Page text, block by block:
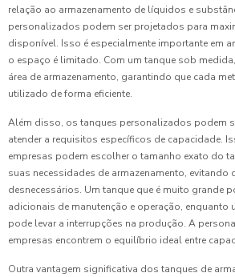
relação ao armazenamento de líquidos e
personalizados podem ser projetados para
disponível. Isso é especialmente importante em
o espaço é limitado. Com um tanque sob
área de armazenamento, garantindo que cada
utilizado de forma eficiente.
Além disso, os tanques personalizados podem
atender a requisitos específicos de capacidade.
empresas podem escolher o tamanho exato do
suas necessidades de armazenamento, evitando
desnecessários. Um tanque que é muito grande
adicionais de manutenção e operação, enquanto
pode levar a interrupções na produção. A
empresas encontrem o equilíbrio ideal entre
Outra vantagem significativa dos tanques de